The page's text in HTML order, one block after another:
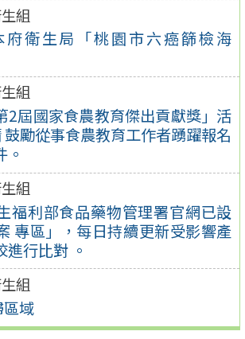
組
衛生局「桃園市六癌篩檢海
組
2屆國家食農教育傑出貢獻獎」活
勵從事食農教育工作者踴躍報名
組
福利部食品藥物管理署官網已設
專區」，每日持續更新受影響產
行比對 。
組
域